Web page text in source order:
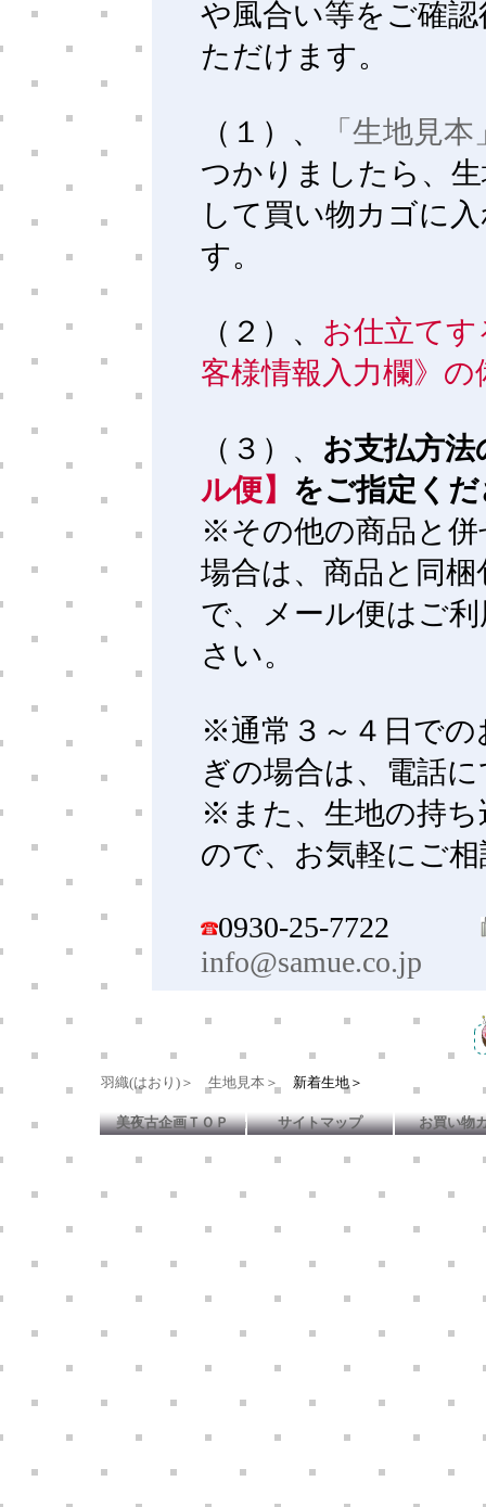
や風合い等をご確
ただけます。
（１）、
「生地見本
つかりましたら、
して買い物カゴに
す。
（２）、 お仕立て
客様情報入力欄》
（３）、 お支払方
ル便】 をご指定く
※その他の商品と
場合は、商品と同
で、メール便はご
さい。
※通常３～４日での
ぎの場合は、電話
※また、生地の持
ので、お気軽にご
0930-25-7722
info@samue.co.jp
羽織(はおり)＞ 生地見本＞ 新着生地＞
美夜古企画ＴＯＰ サイトマップ お買い物